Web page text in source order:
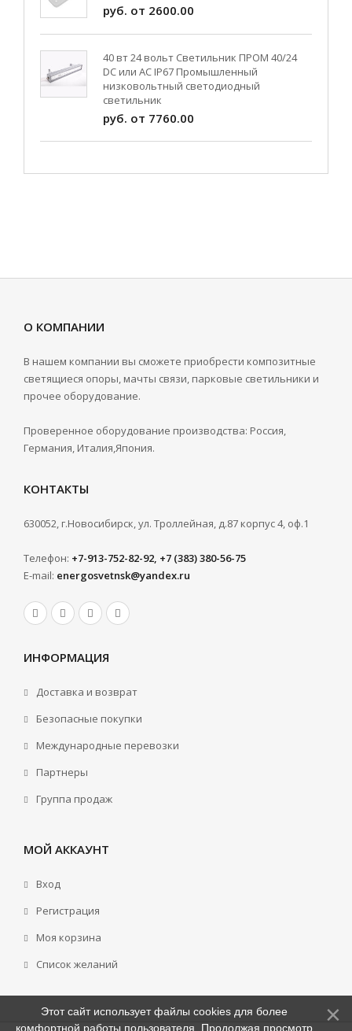
руб. от 2600.00
40 вт 24 вольт Светильник ПРОМ 40/24
DC или AC IP67 Промышленный
низковольтный светодиодный
светильник
руб. от 7760.00
О КОМПАНИИ
В нашем компании вы сможете приобрести композитные
светящиеся опоры, мачты связи, парковые светильники и
прочее оборудование.
Проверенное оборудование производства: Россия,
Германия, Италия,Япония.
КОНТАКТЫ
630052, г.Новосибирск, ул. Троллейная, д.87 корпус 4, оф.1
Телефон: +7-913-752-82-92, +7 (383) 380-56-75
E-mail: energosvetnsk@yandex.ru
ИНФОРМАЦИЯ
Доставка и возврат
Безопасные покупки
Международные перевозки
Партнеры
Группа продаж
МОЙ АККАУНТ
Вход
Регистрация
Моя корзина
Cписок желаний
Этот сайт использует файлы cookies для более
комфортной работы пользователя. Продолжая просмотр